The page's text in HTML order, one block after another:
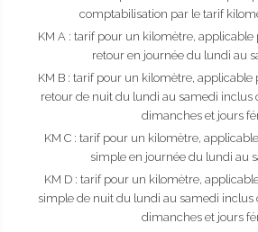
comptabilisation par le tarif
KM A : tarif pour un kilomètre,
retour en journée du lundi au
KM B : tarif pour un kilomètre, applicable
retour de nuit du lundi au samedi inclus
dimanches et jours
KM C : tarif pour un kilomètre,
simple en journée du lundi au
KM D : tarif pour un kilomètre,
simple de nuit du lundi au samedi inclus
dimanches et jours